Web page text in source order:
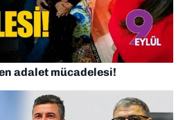
adalet mücadelesi!